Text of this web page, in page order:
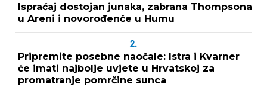
Ispraćaj dostojan junaka, zabrana Thompsona
u Areni i novorođenče u Humu
2.
Pripremite posebne naočale: Istra i Kvarner
će imati najbolje uvjete u Hrvatskoj za
promatranje pomrčine sunca